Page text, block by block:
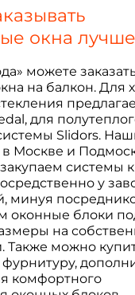
окна
можете
на балкон. Для
для
Slidors.
Москве и
системы
у
минуя
оконные блоки
на
Также можно
фурнитуру,
комфортного